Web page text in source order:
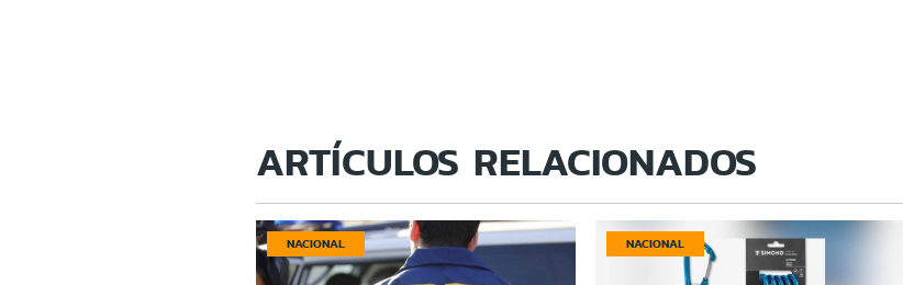
ARTÍCULOS RELACIONADOS
NACIONAL NACIONAL